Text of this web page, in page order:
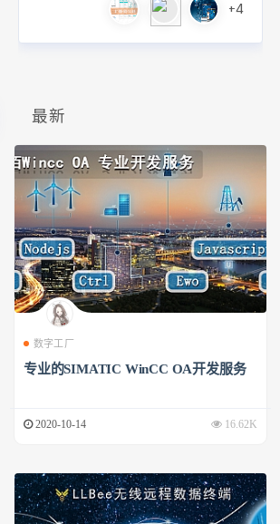
+4
最新
数字工厂
专业的SIMATIC WinCC OA开发服务
2020-10-14 16.62K